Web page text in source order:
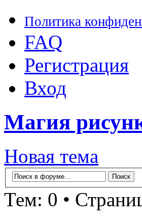
Политика
FAQ
Регистрация
Вход
Магия
Новая тема
Тем: 0 •